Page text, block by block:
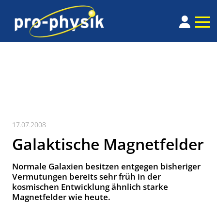
17.07.2008
Galaktische Magnetfelder
Normale Galaxien besitzen entgegen bisheriger
Vermutungen bereits sehr früh in der
kosmischen Entwicklung ähnlich starke
Magnetfelder wie heute.